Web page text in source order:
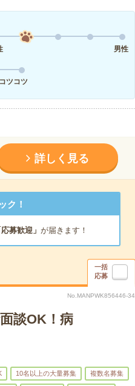
男性
コツコツ
詳しく見る
ク！
募歓迎」 が届きます！
一括
応募
No.MANPWK856446-34
談OK！病
10名以上の大量募集 複数名募集